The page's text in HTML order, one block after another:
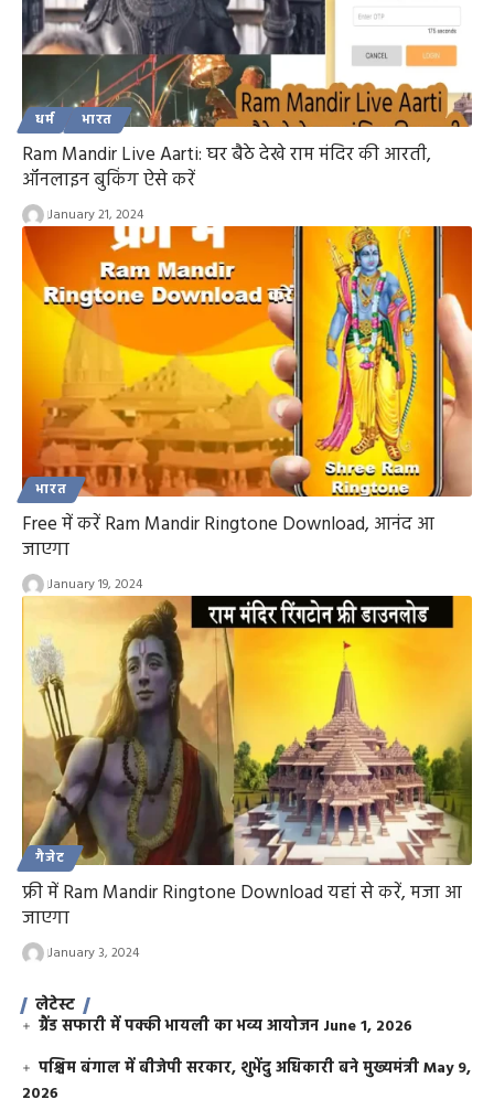
धर्म भारत
Ram Mandir Live Aarti: घर बैठे देखे राम मंदिर की आरती,
ऑनलाइन बुकिंग ऐसे करें
January 21, 2024
भारत
Free में करें Ram Mandir Ringtone Download, आनंद आ
जाएगा
January 19, 2024
गैजेट
फ्री में Ram Mandir Ringtone Download यहां से करें, मजा आ
जाएगा
January 3, 2024
लेटेस्ट
ग्रैंड सफारी में पक्की भायली का भव्य आयोजन June 1, 2026
पश्चिम बंगाल में बीजेपी सरकार, शुभेंदु अधिकारी बने मुख्यमंत्रीMay 9,
2026